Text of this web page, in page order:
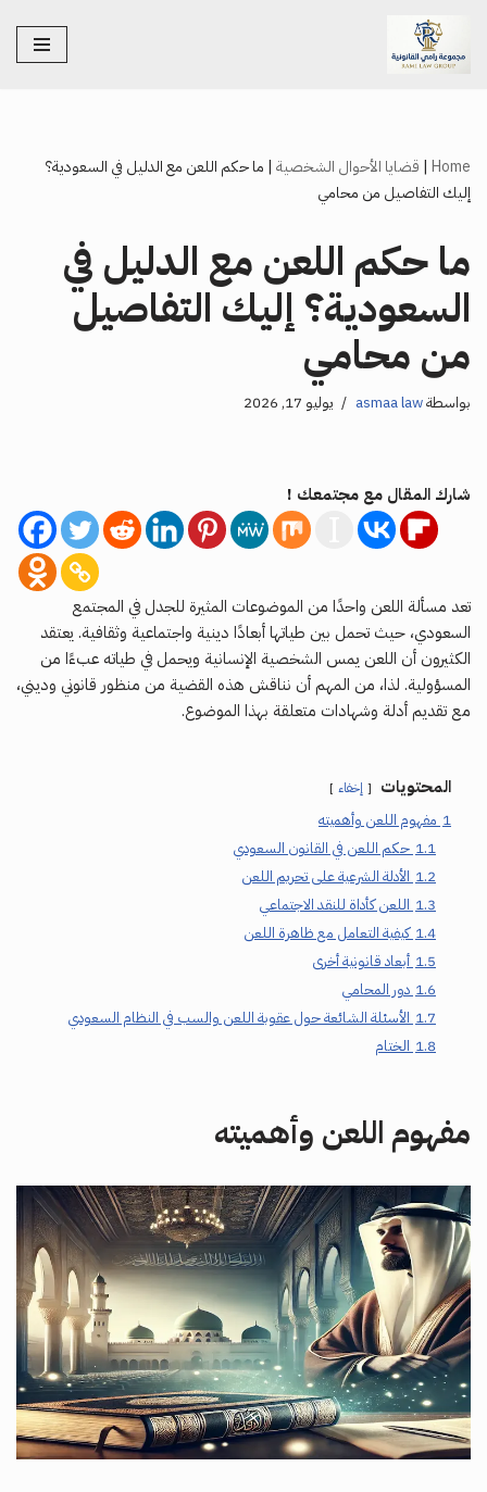
تخطى
Home
| قضايا الأحوال الشخصية | ما حكم اللعن مع الدليل في السعودية؟
إليك التفاصيل من محامي
ما حكم اللعن مع الدليل في
السعودية؟ إليك التفاصيل
من محامي
بواسطةasmaa law يوليو 17, 2026
شارك المقال مع مجتمعك !
تعد مسألة اللعن واحدًا من الموضوعات المثيرة للجدل في المجتمع
السعودي، حيث تحمل بين طياتها أبعادًا دينية واجتماعية وثقافية. يعتقد
الكثيرون أن اللعن يمس الشخصية الإنسانية ويحمل في طياته عبءًا من
المسؤولية. لذا، من المهم أن نناقش هذه القضية من منظور قانوني وديني،
مع تقديم أدلة وشهادات متعلقة بهذا الموضوع.
المحتويات إخفاء
1 مفهوم اللعن وأهميته
1.1 حكم اللعن في القانون السعودي
1.2 الأدلة الشرعية على تحريم اللعن
1.3 اللعن كأداة للنقد الاجتماعي
1.4 كيفية التعامل مع ظاهرة اللعن
1.5 أبعاد قانونية أخرى
1.6 دور المحامي
1.7 الأسئلة الشائعة حول عقوبة اللعن والسب في النظام السعودي
1.8 الختام
مفهوم اللعن وأهميته